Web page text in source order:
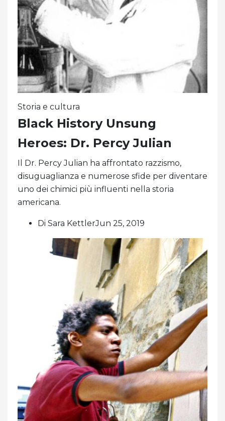
Storia e cultura
Black History Unsung
Heroes: Dr. Percy Julian
Il Dr. Percy Julian ha affrontato razzismo,
disuguaglianza e numerose sfide per diventare
uno dei chimici più influenti nella storia
americana.
Di Sara KettlerJun 25, 2019